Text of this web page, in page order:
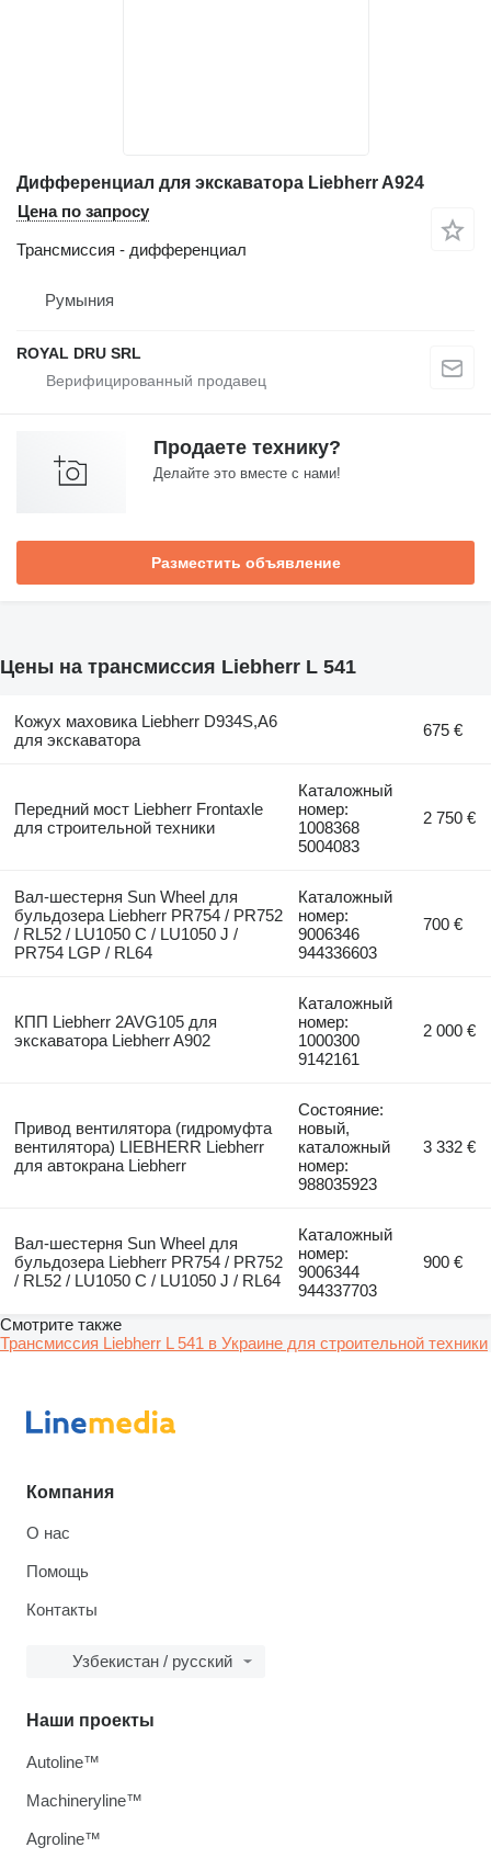
Дифференциал для экскаватора Liebherr A924
Цена по запросу
Трансмиссия - дифференциал
Румыния
ROYAL DRU SRL
Продаете технику?
Делайте это вместе с нами!
Разместить объявление
Цены на трансмиссия Liebherr L 541
Кожух маховика Liebherr D934S,A6
для экскаватора
675 €
Передний мост Liebherr Frontaxle
для строительной техники
Каталожный
номер:
1008368
5004083
2 750 €
Вал-шестерня Sun Wheel для
бульдозера Liebherr PR754 / PR752
/ RL52 / LU1050 C / LU1050 J /
PR754 LGP / RL64
Каталожный
номер:
9006346
944336603
700 €
КПП Liebherr 2AVG105 для
экскаватора Liebherr A902
Каталожный
номер:
1000300
9142161
2 000 €
Привод вентилятора (гидромуфта
вентилятора) LIEBHERR Liebherr
для автокрана Liebherr
Состояние:
новый,
каталожный
номер:
988035923
3 332 €
Вал-шестерня Sun Wheel для
бульдозера Liebherr PR754 / PR752
/ RL52 / LU1050 C / LU1050 J / RL64
Каталожный
номер:
9006344
944337703
900 €
Смотрите также
Трансмиссия Liebherr L 541 в Украине для строительной техники
Компания
О нас
Помощь
Контакты
Узбекистан / русский
Наши проекты
Autoline™
Machineryline™
Agroline™